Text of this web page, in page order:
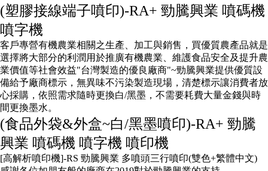
(塑膠接線端子噴印)-RA+ 勁騰興業 噴碼機
噴字機
客戶專營有機農業相關之生產、加工與銷售，買優質農產品就是
選擇將大部分的利潤用於推廣有機農業、維護食品安全及提升農
業價值等社會效益"台灣製造的優良廠商"~勁騰興業提供優質設
備給予廠商標示，無異味不污染製造現場，清楚標示讓消費者放
心採購，依照需求隨時更換白/黑墨，不需要耗費大量金錢與時
間更換墨水。
(食品外袋&外盒~白/黑墨噴印)-RA+ 勁騰
興業 噴碼機 噴字機 噴印機
[高解析噴印機]-RS 勁騰興業 多噴頭三行噴印(雙色+繁體中文)